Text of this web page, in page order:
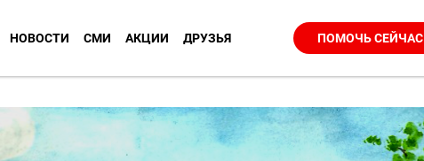
НОВОСТИ СМИ АКЦИИ ДРУЗЬЯ ПОМОЧЬ СЕЙЧАС